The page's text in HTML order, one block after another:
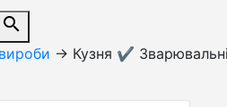
search
→ Кузня ✔️